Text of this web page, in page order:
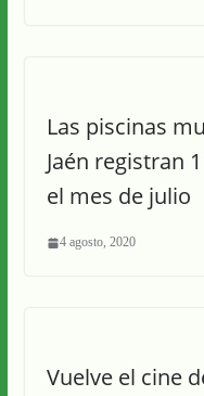
Las piscinas
Jaén registran
el mes de julio
4 agosto, 2020
Vuelve el cine